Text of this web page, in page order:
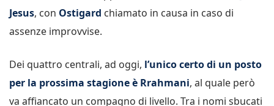
Jesus, con Ostigard chiamato in causa in caso di
assenze improvvise.
Dei quattro centrali, ad oggi, l’unico certo di un posto
per la prossima stagione è Rrahmani, al quale però
va affiancato un compagno di livello. Tra i nomi sbucati